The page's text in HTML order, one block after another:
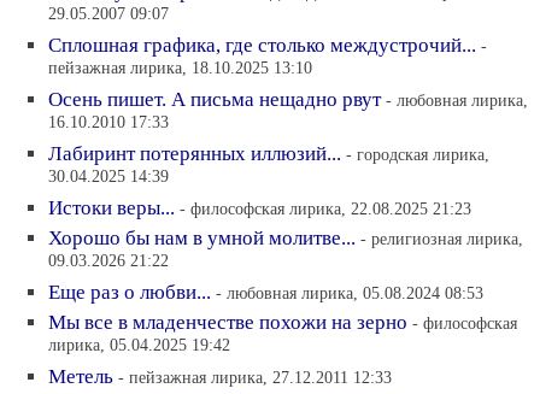
29.05.2007 09:07
Сплошная графика, где столько междустрочий... -
пейзажная лирика, 18.10.2025 13:10
Осень пишет. А письма нещадно рвут - любовная лирика,
16.10.2010 17:33
Лабиринт потерянных иллюзий... - городская лирика,
30.04.2025 14:39
Истоки веры... - философская лирика, 22.08.2025 21:23
Хорошо бы нам в умной молитве... - религиозная лирика,
09.03.2026 21:22
Еще раз о любви... - любовная лирика, 05.08.2024 08:53
Мы все в младенчестве похожи на зерно - философская
лирика, 05.04.2025 19:42
Метель - пейзажная лирика, 27.12.2011 12:33